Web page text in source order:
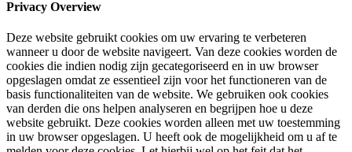
Privacy Overview
Deze website gebruikt cookies om uw ervaring te verbeteren
wanneer u door de website navigeert. Van deze cookies worden de
cookies die indien nodig zijn gecategoriseerd en in uw browser
opgeslagen omdat ze essentieel zijn voor het functioneren van de
basis functionaliteiten van de website. We gebruiken ook cookies
van derden die ons helpen analyseren en begrijpen hoe u deze
website gebruikt. Deze cookies worden alleen met uw toestemming
in uw browser opgeslagen. U heeft ook de mogelijkheid om u af te